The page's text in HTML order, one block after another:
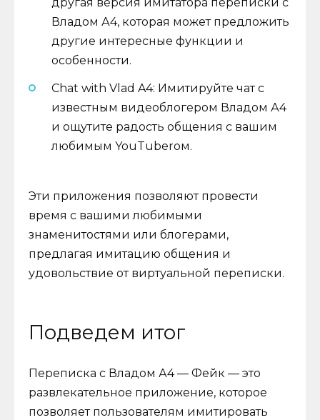
другая версия имитатора переписки с
Владом А4, которая может предложить
другие интересные функции и
особенности.
Chat with Vlad A4: Имитируйте чат с
известным видеоблогером Владом А4
и ощутите радость общения с вашим
любимым YouTuberом.
Эти приложения позволяют провести
время с вашими любимыми
знаменитостями или блогерами,
предлагая имитацию общения и
удовольствие от виртуальной переписки.
Подведем итог
Переписка с Владом А4 — Фейк — это
развлекательное приложение, которое
позволяет пользователям имитировать